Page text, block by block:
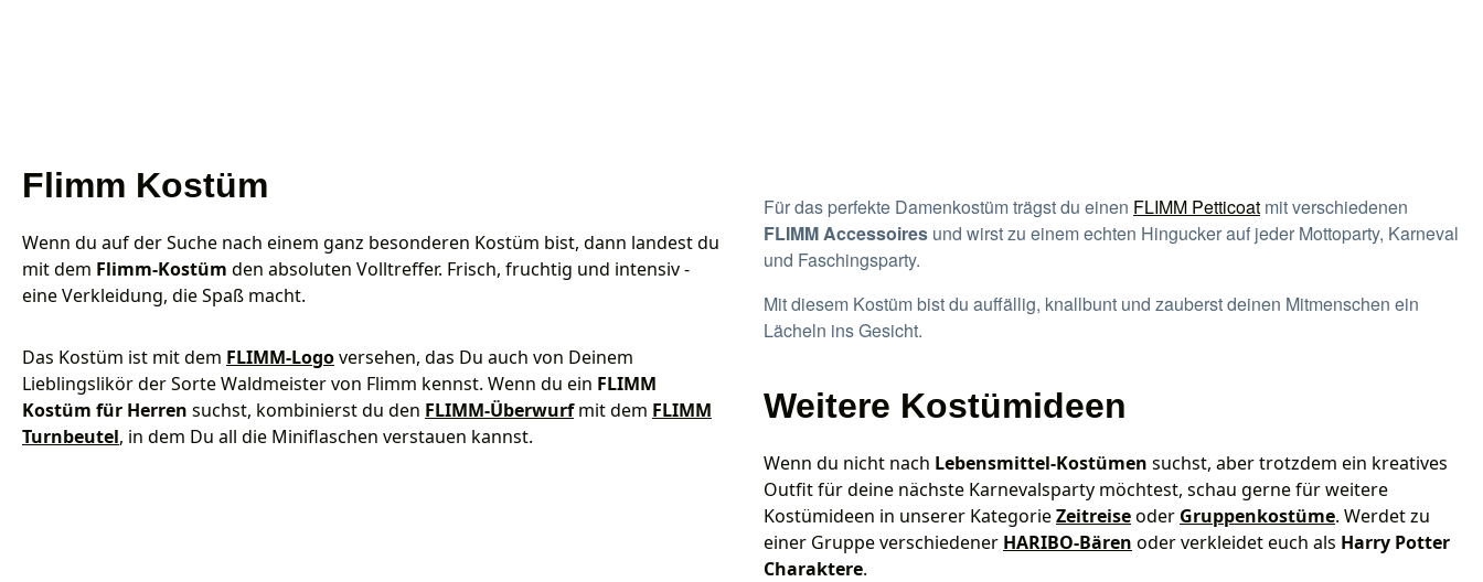
Flimm Kostüm
Wenn du auf der Suche nach einem ganz besonderen Kostüm bist, dann landest du
mit dem Flimm-Kostüm den absoluten Volltreffer. Frisch, fruchtig und intensiv -
eine Verkleidung, die Spaß macht.
Das Kostüm ist mit dem FLIMM-Logoversehen, das Du auch von Deinem
Lieblingslikör der Sorte Waldmeister von Flimm kennst. Wenn du ein FLIMM
Kostüm für Herren suchst, kombinierst du den FLIMM-Überwurfmit dem FLIMM
Turnbeutel, in dem Du all die Miniflaschen verstauen kannst.
Für das perfekte Damenkostüm trägst du einen FLIMM Petticoat mit verschiedenen
FLIMM Accessoires und wirst zu einem echten Hingucker auf jeder Mottoparty, Karneval
und Faschingsparty.
Mit diesem Kostüm bist du auffällig, knallbunt und zauberst deinen Mitmenschen ein
Lächeln ins Gesicht.
Weitere Kostümideen
Wenn du nicht nach Lebensmittel-Kostümen suchst, aber trotzdem ein kreatives
Outfit für deine nächste Karnevalsparty möchtest, schau gerne für weitere
Kostümideen in unserer KategorieZeitreiseoder Gruppenkostüme. Werdet zu
einer Gruppe verschiedener HARIBO-Bären oder verkleidet euch als Harry Potter
Charaktere.